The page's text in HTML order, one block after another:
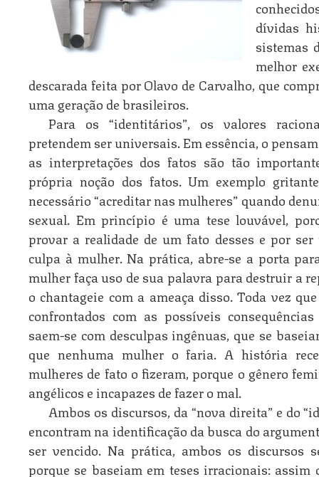
dívidas
sistemas
melhor
descarada feita por Olavo de Carvalho, que
uma geração de brasileiros.
Para os “identitários”, os valores
pretendem ser universais. Em essência, o
as interpretações dos fatos são tão
própria noção dos fatos. Um exemplo
necessário “acreditar nas mulheres” quando
sexual. Em princípio é uma tese louvável,
provar a realidade de um fato desses e por
culpa à mulher. Na prática, abre-se a porta
mulher faça uso de sua palavra para destruir a
o chantageie com a ameaça disso. Toda vez
confrontados com as possíveis
saem-se com desculpas ingênuas, que se
que nenhuma mulher o faria. A história
mulheres de fato o fizeram, porque o gênero
angélicos e incapazes de fazer o mal.
Ambos os discursos, da “nova direita” e do
encontram na identificação da busca do
ser vencido. Na prática, ambos os discursos
porque se baseiam em teses irracionais: assim